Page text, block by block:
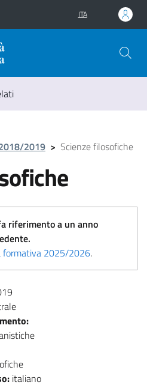
ITA
2019 > Scienze filosofiche
riferimento a un anno
formativa 2025/2026.
italiano